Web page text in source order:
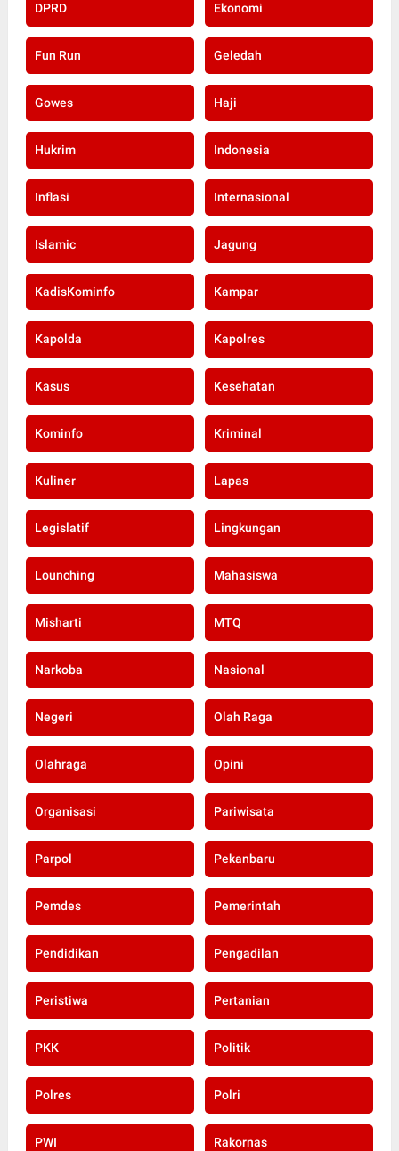
DPRD Ekonomi
Fun Run Geledah
Gowes Haji
Hukrim Indonesia
Inflasi Internasional
Islamic Jagung
KadisKominfo Kampar
Kapolda Kapolres
Kasus Kesehatan
Kominfo Kriminal
Kuliner Lapas
Legislatif Lingkungan
Lounching Mahasiswa
Misharti MTQ
Narkoba Nasional
Negeri Olah Raga
Olahraga Opini
Organisasi Pariwisata
Parpol Pekanbaru
Pemdes Pemerintah
Pendidikan Pengadilan
Peristiwa Pertanian
PKK Politik
Polres Polri
PWI Rakornas